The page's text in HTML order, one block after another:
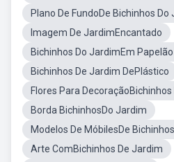
Plano De FundoDe Bichinhos Do
Imagem De JardimEncantado
Bichinhos Do JardimEm
Bichinhos De Jardim DePlástico
Flores Para
Borda BichinhosDo Jardim
Modelos De MóbilesDe
Arte ComBichinhos De Jardim